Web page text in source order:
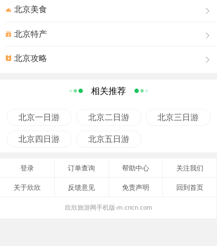
官僚、军阀、奸商巧取豪夺，乃至政府当局的有组织地损
任者，都倚仗权势，纷纷从圆明园内运走石雕 、太湖石
物，而且毫不留情地把它化成灰烬。圆明园占地350公顷，
多一万平方米，水域面积又等于一个颐和园，总面积竟等
它继承了中国三千多年的优秀造园传统，既有宫廷建筑的
了欧洲的园林建筑形式，把不同风格的园林建筑融为一
做，宛自天开"。圆明园不仅以园林著称，而且也是一座收
宏大而富丽堂皇的东方博物馆媲美"。园内各殿堂内装饰有
北京美食
北京特产
北京攻略
相关推荐
北京一日游 北京二日游 北京三日游
北京四日游 北京五日游
登录 订单查询 帮助中心 关注我们
关于欣欣 反馈意见 免责声明 回到首页
欣欣旅游网手机版-m.cncn.com